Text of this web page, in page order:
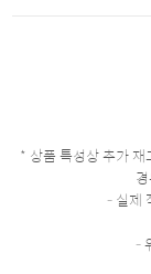
* 상품 특성상 추가
- 실제
-